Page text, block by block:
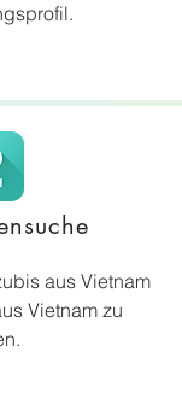
aus Vietnam
Vietnam zu